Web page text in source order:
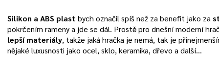
Silikon a ABS plast bych označil spíš než za benefit jako za
pokrčením rameny a jde se dál. Prostě pro dnešní moderní
lepší materiály, takže jaká hračka je nemá, tak je
nějaké luxusnosti jako ocel, sklo, keramika, dřevo a další…